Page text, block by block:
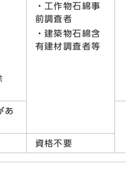
・工作物石綿事
前調査者
・建築物石綿含
有建材調査者等
あ
資格不要